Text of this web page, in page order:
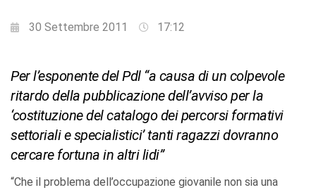
30 Settembre 2011 17:12
Per l’esponente del Pdl “a causa di un colpevole
ritardo della pubblicazione dell’avviso per la
‘costituzione del catalogo dei percorsi formativi
settoriali e specialistici’ tanti ragazzi dovranno
cercare fortuna in altri lidi”
“Che il problema dell’occupazione giovanile non sia una